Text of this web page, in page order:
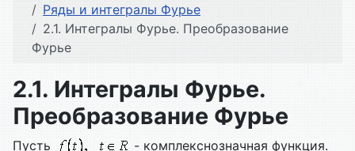
Ряды и интегралы Фурье
2.1. Интегралы Фурье. Преобразование
Фурье
2.1. Интегралы Фурье.
Преобразование Фурье
Пусть
- комплекснозначная функция.